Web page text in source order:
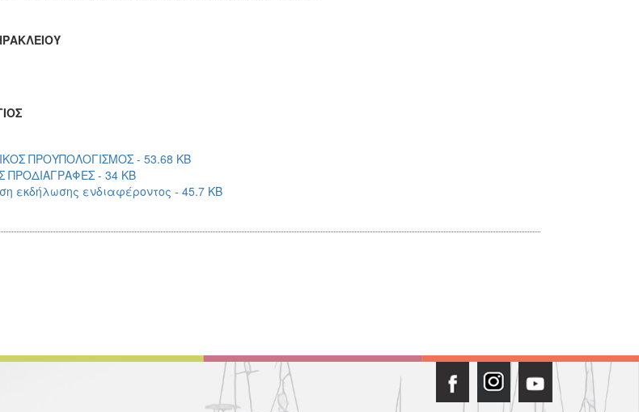
ΠΡΟΥΠΟΛΟΓΙΣΜΟΣ - 53.68 KB
ΠΡΟΔΙΑΓΡΑΦΕΣ - 34 KB
εκδήλωσης ενδιαφέροντος - 45.7 KB